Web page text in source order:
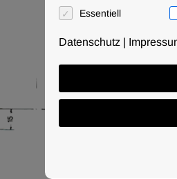
Essentiell
Datenschutz |